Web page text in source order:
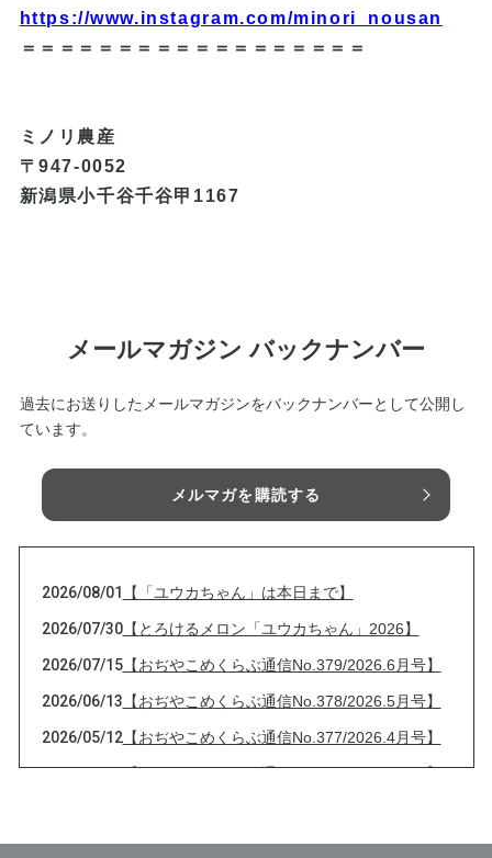
https://www.instagram.com/minori_nousan
＝＝＝＝＝＝＝＝＝＝＝＝＝＝＝＝＝＝
ミノリ農産
〒947-0052
新潟県小千谷千谷甲1167
メールマガジン バックナンバー
過去にお送りしたメールマガジンをバックナンバーとして公開し
ています。
メルマガを購読する
2026/08/01 【「ユウカちゃん」は本日まで】
2026/07/30【とろけるメロン「ユウカちゃん」2026】
2026/07/15【おぢやこめくらぶ通信No.379/2026.6月号】
2026/06/13 【おぢやこめくらぶ通信No.378/2026.5月号】
2026/05/12【おぢやこめくらぶ通信No.377/2026.4月号】
2026/04/13【おぢやこめくらぶ通信No.376/2026.3月号】
2026/02/08大雪と【おぢやこめくらぶ通信No.374/2026.1